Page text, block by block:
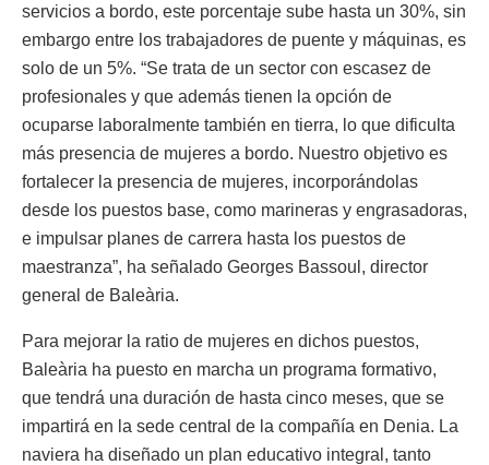
servicios a bordo, este porcentaje sube hasta un 30%, sin
embargo entre los trabajadores de puente y máquinas, es
solo de un 5%. “Se trata de un sector con escasez de
profesionales y que además tienen la opción de
ocuparse laboralmente también en tierra, lo que dificulta
más presencia de mujeres a bordo. Nuestro objetivo es
fortalecer la presencia de mujeres, incorporándolas
desde los puestos base, como marineras y engrasadoras,
e impulsar planes de carrera hasta los puestos de
maestranza”, ha señalado Georges Bassoul, director
general de Baleària.
Para mejorar la ratio de mujeres en dichos puestos,
Baleària ha puesto en marcha un programa formativo,
que tendrá una duración de hasta cinco meses, que se
impartirá en la sede central de la compañía en Denia. La
naviera ha diseñado un plan educativo integral, tanto